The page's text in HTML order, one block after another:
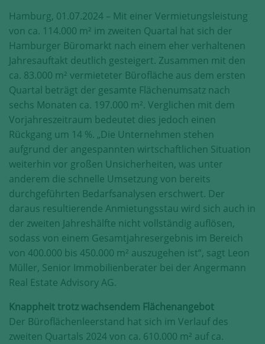
Hamburg, 01.07.2024 – Mit einer Vermietungsleistung
von ca. 114.000 m² im zweiten Quartal hat sich der
Hamburger Büromarkt nach einem eher verhaltenen
Jahresauftakt deutlich gesteigert. Zusammen mit den
ca. 83.000 m² vermieteter Bürofläche aus dem ersten
Quartal beträgt der gesamte Flächenumsatz nach
sechs Monaten ca. 197.000 m². Verglichen mit dem
Vorjahreszeitraum bedeutet dies jedoch einen
Rückgang um 14 %. „Die Unternehmen stehen
aufgrund der angespannten wirtschaftlichen Situation
weiterhin vor großen Unsicherheiten, was unter
anderem die schnelle Umsetzung von bereits
durchgeführten Bedarfsanalysen erschwert. Der
daraus resultierende Anmietungsstau wird sich auch in
der zweiten Jahreshälfte nicht vollständig auflösen,
sodass von einem Gesamtjahresergebnis im Bereich
von 400.000 bis 450.000 m² auszugehen ist“, sagt Leon
Müller, Senior Immobilienberater bei der Angermann
Real Estate Advisory AG.
Knappheit trotz wachsendem Flächenangebot
Der Büroflächenleerstand hat sich im Verlauf des
zweiten Quartals 2024 von ca. 610.000 m² auf ca.
Statistik-Daten, wie zum Beispiel
die Anzahl der Besucher auf den
Seiten, Ihren Weg durch unseren
Internetauftritt oder das Gerät, mit
dem die Seiten angesehen werden.
Aufgrund dieser Statistiken können
wir unseren Webauftritt immer
wieder für unsere Besucher
optimieren.
Speichern und schließen
Alle akzeptieren
Mehr über die genutzten Cookies erfahren